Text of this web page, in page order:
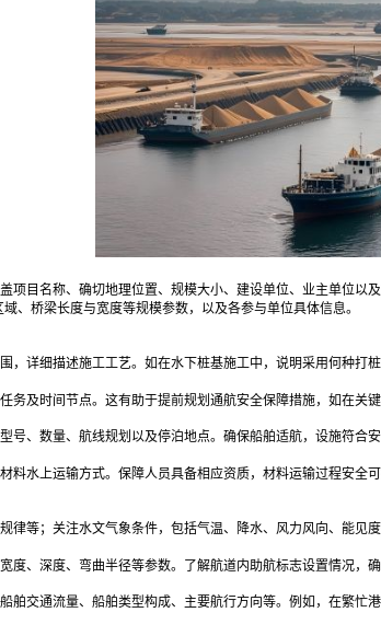
项目名称、确切地理位置、规模大小、建设单位、业主单位
、桥梁长度与宽度等规模参数，以及各参与单位具体信息。
，详细描述施工工艺。如在水下桩基施工中，说明采用何种打
及时间节点。这有助于提前规划通航安全保障措施，如在关
号、数量、航线规划以及停泊地点。确保船舶适航，设施符合
水上运输方式。保障人员具备相应资质，材料运输过程安全可
律等；关注水文气象条件，包括气温、降水、风力风向、能见
、深度、弯曲半径等参数。了解航道内助航标志设置情况，确
舶交通流量、船舶类型构成、主要航行方向等。例如，在繁忙